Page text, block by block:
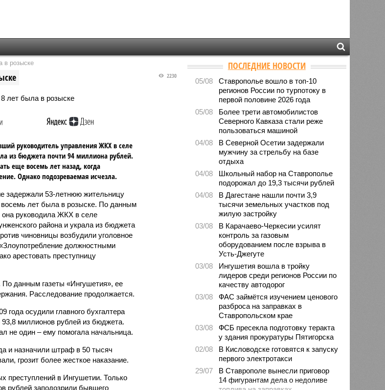
в розыске
2230
руководитель управления ЖКХ в селе
из бюджета почти 94 миллиона рублей.
еще восемь лет назад, когда
Однако подозреваемая исчезла.
задержали 53-летнюю жительницу
восемь лет была в розыске. По данным
она руководила ЖКХ в селе
района и украла из бюджета
чиновницы возбудили уголовное
должностными
арестовать преступницу
данным газеты «Ингушетия», ее
Расследование продолжается.
года осудили главного бухгалтера
миллионов рублей из бюджета.
не один – ему помогала начальница.
и назначили штраф в 50 тысяч
грозит более жесткое наказание.
преступлений в Ингушетии. Только
рублей заподозрили бывшего
ПОСЛЕДНИЕ НОВОСТИ
05/08
Ставрополье вошло в топ-10
регионов России по турпотоку в
первой половине 2026 года
05/08
Более трети автомобилистов
Северного Кавказа стали реже
пользоваться машиной
04/08
В Северной Осетии задержали
мужчину за стрельбу на базе
отдыха
04/08
Школьный набор на Ставрополье
подорожал до 19,3 тысячи рублей
04/08
В Дагестане нашли почти 3,9
тысячи земельных участков под
жилую застройку
03/08
В Карачаево-Черкесии усилят
контроль за газовым
оборудованием после взрыва в
Усть-Джегуте
03/08
Ингушетия вошла в тройку
лидеров среди регионов России по
качеству автодорог
03/08
ФАС займётся изучением ценового
разброса на заправках в
Ставропольском крае
03/08
ФСБ пресекла подготовку теракта
у здания прокуратуры Пятигорска
02/08
В Кисловодске готовятся к запуску
первого электротакси
29/07
В Ставрополе вынесли приговор
14 фигурантам дела о недоливе